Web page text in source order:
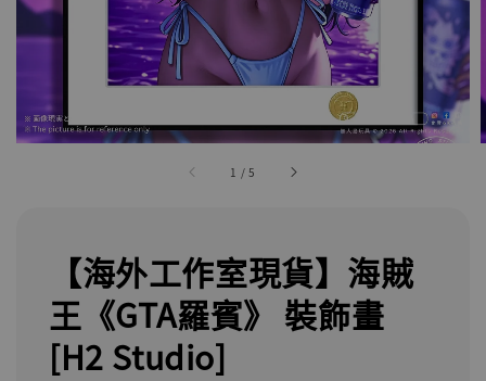
1 /5
【海外工作室現貨】海賊
王《GTA羅賓》 裝飾畫
[H2 Studio]